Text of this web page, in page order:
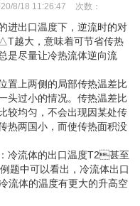
8/18 11:26:47 次数：
进出口温度下，逆流时的对
越大，意味着可节省传热
是尽量让冷热流体逆向流
置上两侧的局部传热温差比
头过小的情况。传热温差比
较均匀，不会出现因某处传
热两国小，而使传热面积没
流体的出口温度T2甚至
例题中可以看出，冷流体出口
流体的温度有更大的升高空